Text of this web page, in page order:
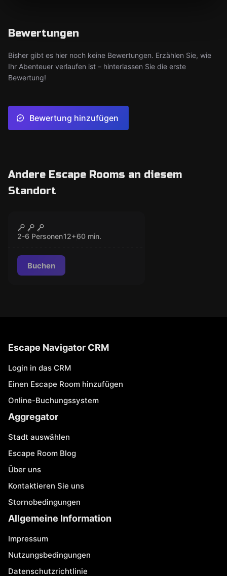
Bewertungen
Bisher gibt es hier noch keine Bewertungen. Erzählen Sie, wie
Ihr Abenteuer verlaufen ist – hinterlassen Sie die erste
Bewertung!
Bewertung hinzufügen
Andere Escape Rooms an diesem
Standort
Order of Assassins
2-6 Personen12+60 min.
Buchen
Escape Navigator CRM
Login in das CRM
Einen Escape Room hinzufügen
Online-Buchungssystem
Aggregator
Stadt auswählen
Escape Room Blog
Über uns
Kontaktieren Sie uns
Stornobedingungen
Allgemeine Information
Impressum
Nutzungsbedingungen
Datenschutzrichtlinie